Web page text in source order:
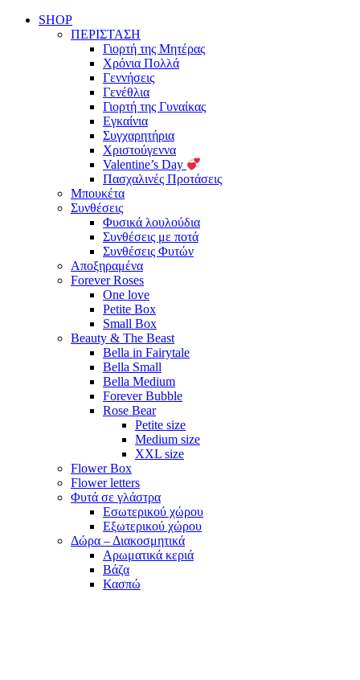
SHOP
ΠΕΡΙΣΤΑΣΗ
Γιορτή της Μητέρας
Χρόνια Πολλά
Γεννήσεις
Γενέθλια
Γιορτή της Γυναίκας
Εγκαίνια
Συγχαρητήρια
Χριστούγεννα
Valentine’s Day
Πασχαλινές Προτάσεις
Μπουκέτα
Συνθέσεις
Φυσικά λουλούδια
Συνθέσεις με ποτά
Συνθέσεις Φυτών
Αποξηραμένα
Forever Roses
One love
Petite Box
Small Box
Beauty & The Beast
Bella in Fairytale
Bella Small
Bella Medium
Forever Bubble
Rose Bear
Petite size
Medium size
XXL size
Flower Box
Flower letters
Φυτά σε γλάστρα
Εσωτερικού χώρου
Εξωτερικού χώρου
Δώρα – Διακοσμητικά
Αρωματικά κεριά
Βάζα
Κασπώ